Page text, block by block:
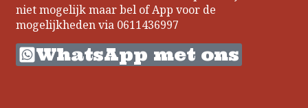
niet mogelijk maar bel of App voor de
mogelijkheden via 0611436997
WhatsApp met ons